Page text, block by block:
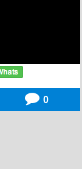
0